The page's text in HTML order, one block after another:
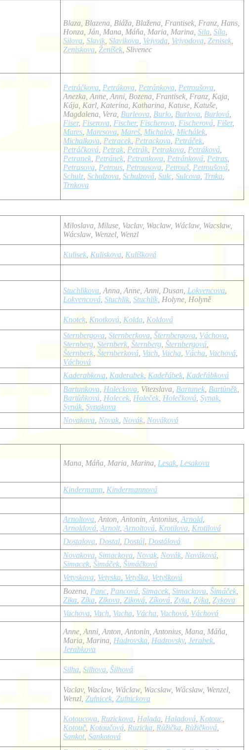
Blaza, Blazena, Bláža, Blažena, Frantisek, Franz, Hans,
Honza, Ján, Mana, Máňa, Maria, Marina, Sila Síla
Silova Slavik Slavikova Vejvoda Vejvodova Zenisek
Zeniskova Ženíšek , Slivenec
Petráčkova Petrákova Petránkova Petroušova
Anezka, Anne, Anni, Bozena, Frantisek, Franz, Kaja,
Kája, Karl, Katerina, Katharina, Katuse, Katuše,
Magdalena, Vera, Burleova Burlo Burlova Burlová
Fiser, Fiserova Fischer, Fischerova Fischerová Fišer,
Mares Maresova Mareš, Michalek Michálek
Michalkova Petracek Petrackova Petráček
Petráčková Petrak Petrák Petrakova Petráková
Petranek Petránek Petrankova Petránková Petras
Petrasova Petrous Petrousova Petrouš, Petroušová
Schulz Schulzova Schulzová Sulc Sulcova Trnka
Trnkova
Miloslava, Miluse, Vaclav, Waclaw, Wáclaw, Wacslaw,
Wácslaw, Wenzel, Wenzl
Kulisek Kuliskova Kulíšková
Stuchlikova , Anna, Anne, Anni, Dusan, Lokvencova
Lokvencová Stuchlik Stuchlík , Holyne, Holyně
Knotek Knotková Kolda Koldová
Sternbergova Sternberkova Šternbergova Váchova
Sternberg Sternberk Šternberg Šternbergová
Šternberk Šternberková Vach Vacha Vácha Vachová
Váchová
Kaderabkova Kaderabek Kadeřábek Kadeřábková
Bartunkova Holeckova , Vitezslava, Bartunek Bartůněk
Bartůňková Holecek Holeček Holečková Synak
Synák Synakova
Novakova Novak Novák Nováková
Mana, Máňa, Maria, Marina, Lesak Lesakova
Kindermann Kindermannová
Arnoltova , Anton, Antonin, Antonius, Arnold
Arnoldová Arnolt, Arnoltová Krotilova Krotilová
Dostalova Dostal Dostál Dostálová
Novakova Simackova Novak Novák Nováková
Simacek Šimáček Šimáčková
Vetyskova Vetyska Vetyška Vetyšková
Bozena, Panc Pancová Simacek Simackova Šimáček
Zika Zíka Zikova Ziková Zíková Zyka Zýka Zykova
Vachova Vach Vacha Vácha Vachová Váchová
Anne, Anni, Anton, Antonin, Antonius, Mana, Máňa,
Maria, Marina, Hadrovska Hadrovsky, Jerabek
Jerabkova
Silha Silhova Šilhová
Vaclav, Waclaw, Wáclaw, Wacslaw, Wácslaw, Wenzel,
Wenzl, Zufnicek Zufnickova
Kotoucova Ruzickova Halada Haladová Kotouc
Kotouč, Kotoučová Ruzicka Růžička Růžičková
Sankot, Sankotová